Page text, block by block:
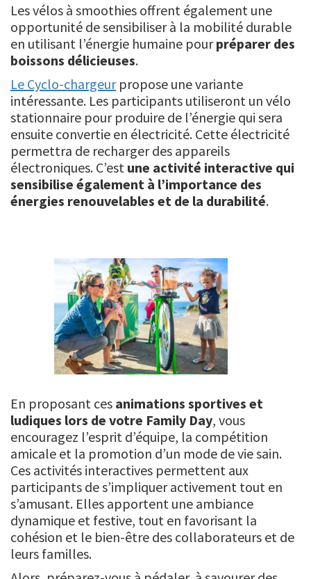
Les vélos à smoothies offrent également une
opportunité de sensibiliser à la mobilité durable
en utilisant l’énergie humaine pourpréparer des
boissons délicieuses.
Le Cyclo-chargeurpropose une variante
intéressante. Les participants utiliseront un vélo
stationnaire pour produire de l’énergie qui sera
ensuite convertie en électricité. Cette électricité
permettra de recharger des appareils
électroniques. C’est une activité interactive qui
sensibilise également à l’importance des
énergies renouvelables et de la durabilité.
En proposant ces animations sportives et
ludiques lors de votre Family Day, vous
encouragez l’esprit d’équipe, la compétition
amicale et la promotion d’un mode de vie sain.
Ces activités interactives permettent aux
participants de s’impliquer activement tout en
s’amusant. Elles apportent une ambiance
dynamique et festive, tout en favorisant la
cohésion et le bien-être des collaborateurs et de
leurs familles.